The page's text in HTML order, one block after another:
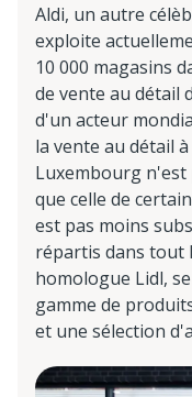
Aldi, un autre
exploite
10 000 magasins
de vente au détail
d'un acteur
la vente au détail
Luxembourg
que celle de
est pas moins
répartis dans tout
homologue Lidl,
gamme de
et une sélection